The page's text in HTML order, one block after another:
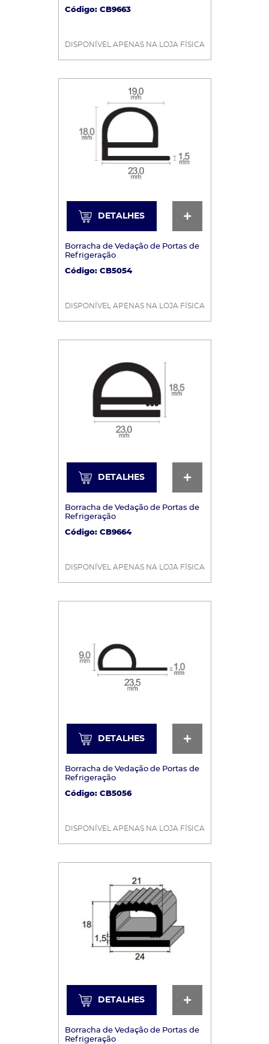
Código: CB9663
DISPONÍVEL APENAS NA LOJA FÍSICA
DETALHES
DETALHES
Borracha de Vedação de Portas de
Refrigeração
Código: CB5054
DISPONÍVEL APENAS NA LOJA FÍSICA
DETALHES
DETALHES
Borracha de Vedação de Portas de
Refrigeração
Código: CB9664
DISPONÍVEL APENAS NA LOJA FÍSICA
DETALHES
DETALHES
Borracha de Vedação de Portas de
Refrigeração
Código: CB5056
DISPONÍVEL APENAS NA LOJA FÍSICA
DETALHES
DETALHES
Borracha de Vedação de Portas de
Refrigeração